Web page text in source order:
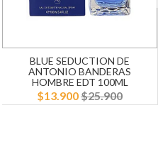
BLUE SEDUCTION DE
ANTONIO BANDERAS
HOMBRE EDT 100ML
$13.900$25.900